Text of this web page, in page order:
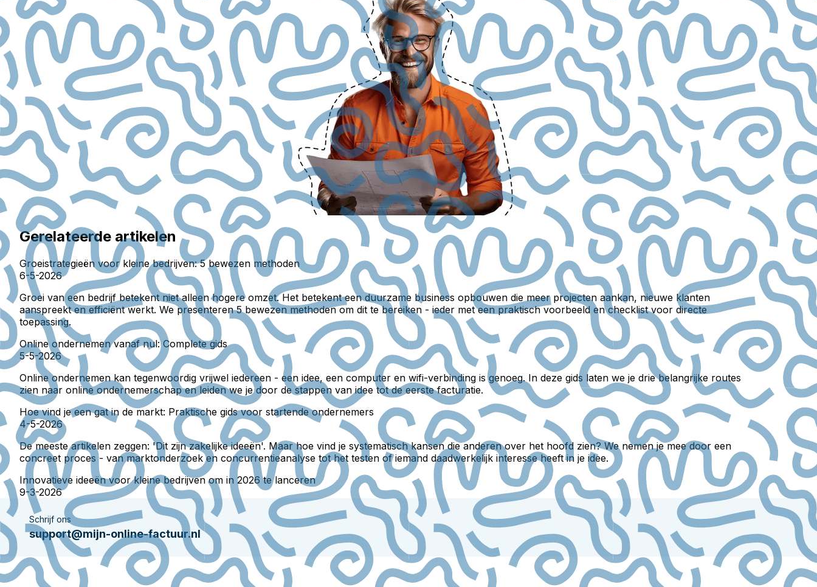
Gerelateerde artikelen
Groeistrategieën voor kleine bedrijven: 5 bewezen methoden
6-5-2026
Groei van een bedrijf betekent niet alleen hogere omzet. Het betekent een duurzame business opbouwen die meer projecten aankan, nieuwe klanten
aanspreekt en efficiënt werkt. We presenteren 5 bewezen methoden om dit te bereiken - ieder met een praktisch voorbeeld en checklist voor directe
toepassing.
Online ondernemen vanaf nul: Complete gids
5-5-2026
Online ondernemen kan tegenwoordig vrijwel iedereen - een idee, een computer en wifi-verbinding is genoeg. In deze gids laten we je drie belangrijke routes
zien naar online ondernemerschap en leiden we je door de stappen van idee tot de eerste facturatie.
Hoe vind je een gat in de markt: Praktische gids voor startende ondernemers
4-5-2026
De meeste artikelen zeggen: 'Dit zijn zakelijke ideeën'. Maar hoe vind je systematisch kansen die anderen over het hoofd zien? We nemen je mee door een
concreet proces - van marktonderzoek en concurrentieanalyse tot het testen of iemand daadwerkelijk interesse heeft in je idee.
Innovatieve ideeën voor kleine bedrijven om in 2026 te lanceren
9-3-2026
Schrijf ons
support@mijn-online-factuur.nl